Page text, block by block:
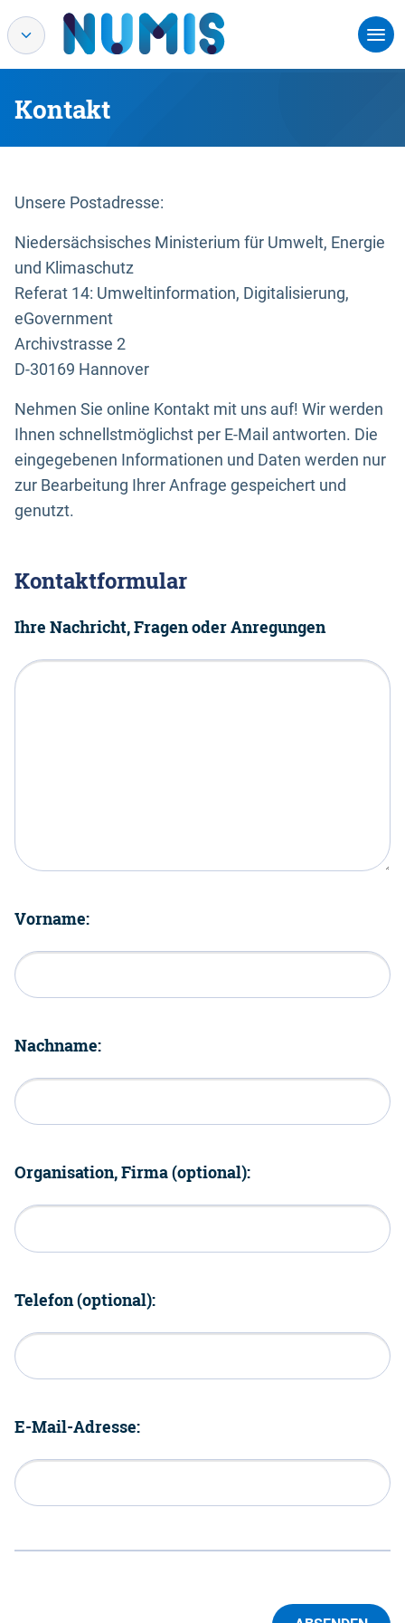
Kontakt
Unsere Postadresse:
Niedersächsisches Ministerium für Umwelt, Energie
und Klimaschutz
Referat 14: Umweltinformation, Digitalisierung,
eGovernment
Archivstrasse 2
D-30169 Hannover
Nehmen Sie online Kontakt mit uns auf! Wir werden
Ihnen schnellstmöglichst per E-Mail antworten. Die
eingegebenen Informationen und Daten werden nur
zur Bearbeitung Ihrer Anfrage gespeichert und
genutzt.
Kontaktformular
Ihre Nachricht, Fragen oder Anregungen
Vorname:
Nachname:
Organisation, Firma (optional):
Telefon (optional):
E-Mail-Adresse: